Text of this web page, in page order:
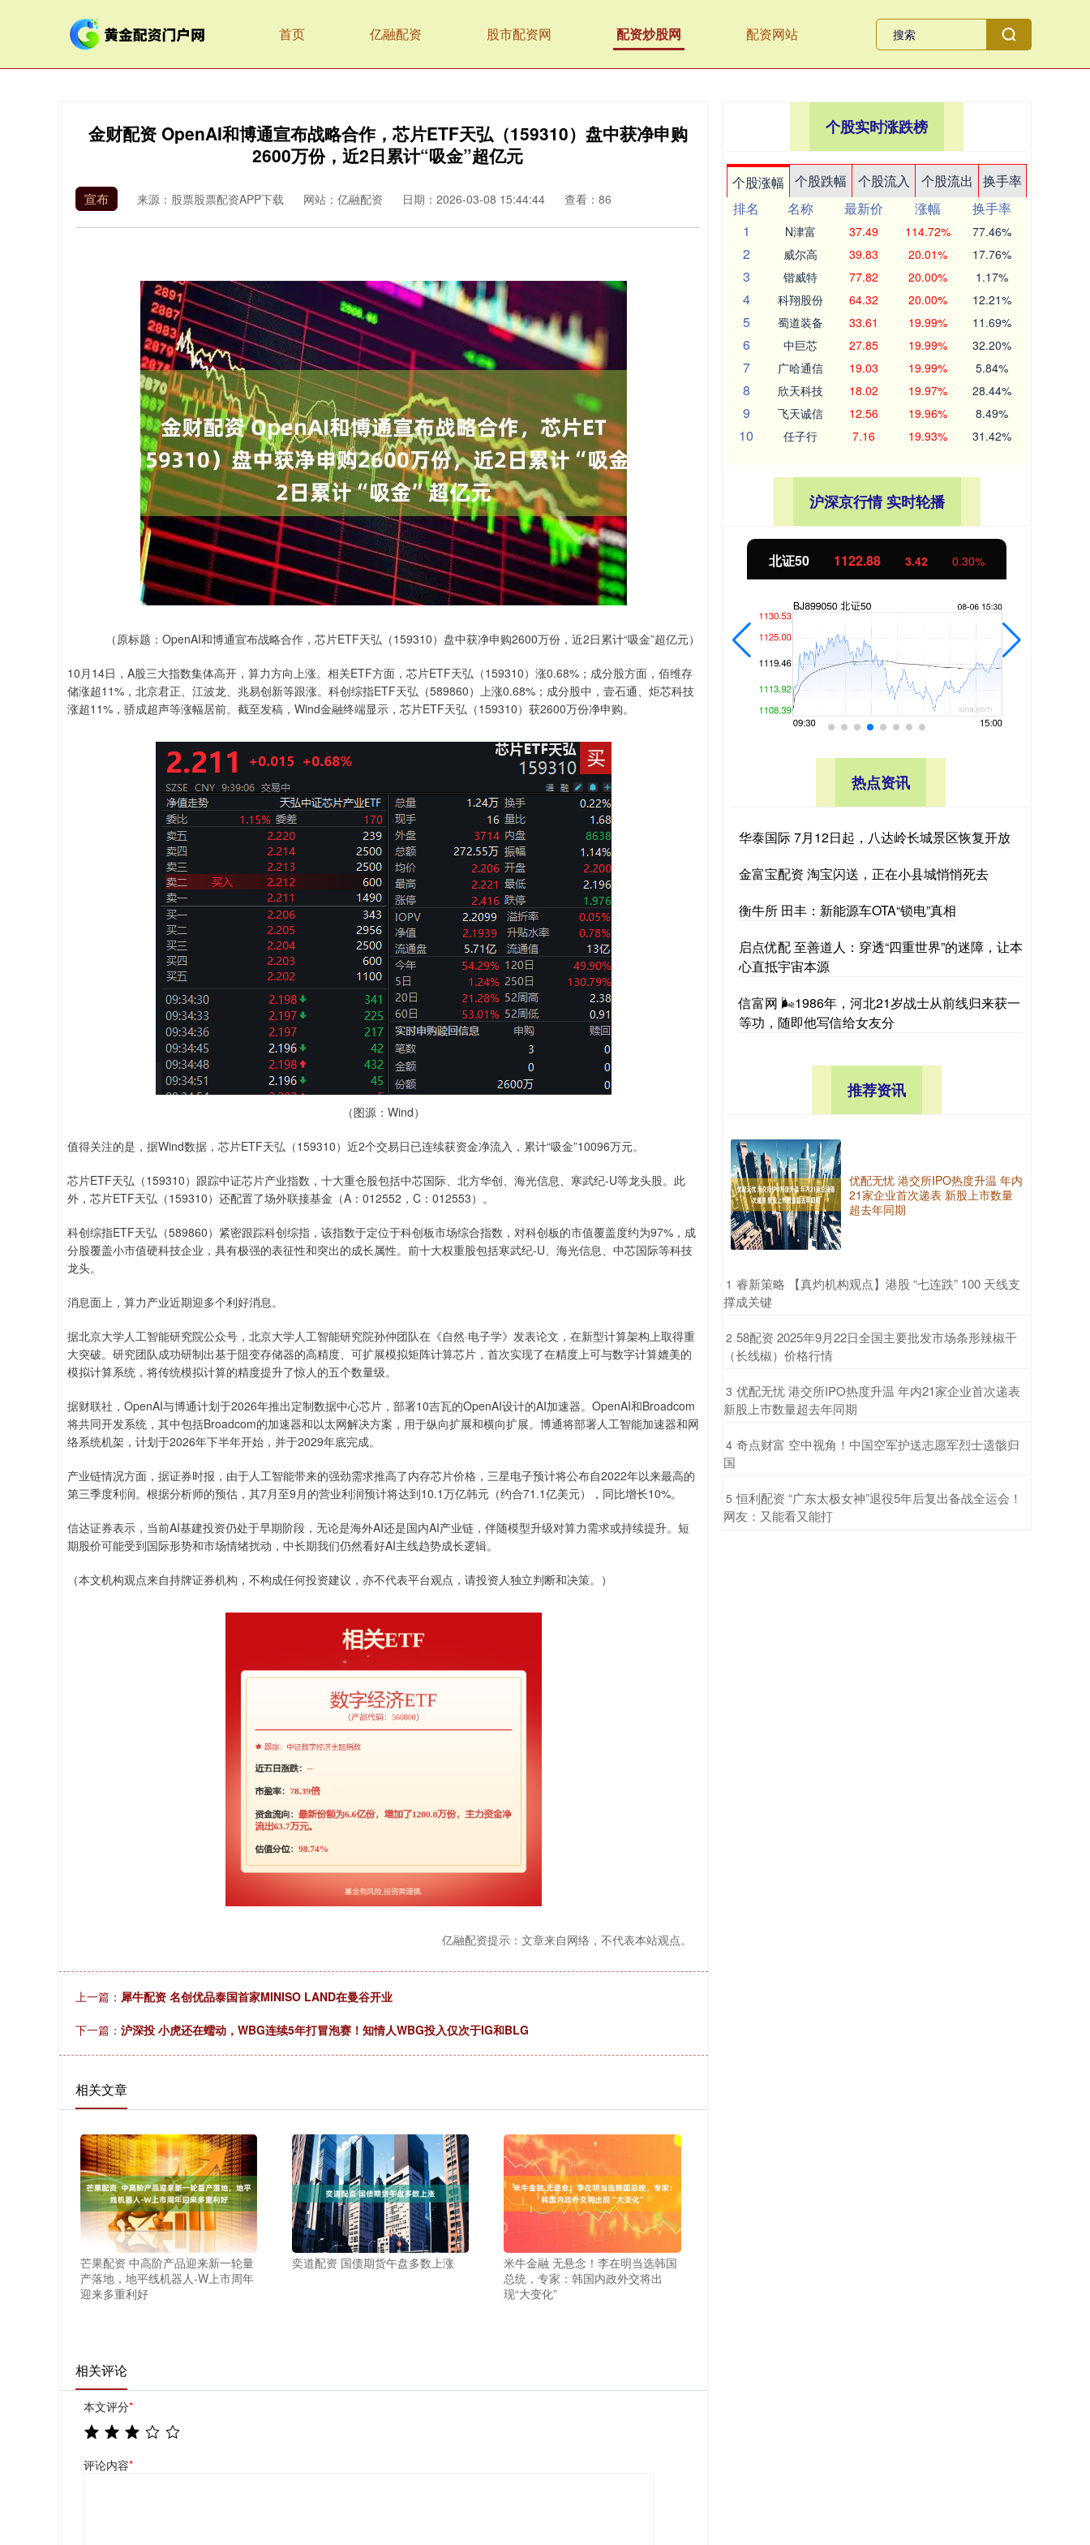
首页 亿融配资 股市配资网 配资炒股网 配资网站
金财配资 OpenAI和博通宣布战略合作，芯片ETF天弘（159310）盘中获净申购
2600万份，近2日累计“吸金”超亿元
宣布 来源：股票股票配资APP下载 网站：亿融配资 日期：2026-03-08 15:44:44 查看：86
（原标题：OpenAI和博通宣布战略合作，芯片ETF天弘（159310）盘中获净申购2600万份，近2日累计“吸金”超亿元）
10月14日，A股三大指数集体高开，算力方向上涨。相关ETF方面，芯片ETF天弘（159310）涨0.68%；成分股方面，佰维存
储涨超11%，北京君正、江波龙、兆易创新等跟涨。科创综指ETF天弘（589860）上涨0.68%；成分股中，壹石通、炬芯科技
涨超11%，骄成超声等涨幅居前。截至发稿，Wind金融终端显示，芯片ETF天弘（159310）获2600万份净申购。
（图源：Wind）
值得关注的是，据Wind数据，芯片ETF天弘（159310）近2个交易日已连续获资金净流入，累计“吸金”10096万元。
芯片ETF天弘（159310）跟踪中证芯片产业指数，十大重仓股包括中芯国际、北方华创、海光信息、寒武纪-U等龙头股。此
外，芯片ETF天弘（159310）还配置了场外联接基金（A：012552，C：012553）。
科创综指ETF天弘（589860）紧密跟踪科创综指，该指数于定位于科创板市场综合指数，对科创板的市值覆盖度约为97%，成
分股覆盖小市值硬科技企业，具有极强的表征性和突出的成长属性。前十大权重股包括寒武纪-U、海光信息、中芯国际等科技
龙头。
消息面上，算力产业近期迎多个利好消息。
据北京大学人工智能研究院公众号，北京大学人工智能研究院孙仲团队在《自然·电子学》发表论文，在新型计算架构上取得重
大突破。研究团队成功研制出基于阻变存储器的高精度、可扩展模拟矩阵计算芯片，首次实现了在精度上可与数字计算媲美的
模拟计算系统，将传统模拟计算的精度提升了惊人的五个数量级。
据财联社，OpenAI与博通计划于2026年推出定制数据中心芯片，部署10吉瓦的OpenAI设计的AI加速器。OpenAI和Broadcom
将共同开发系统，其中包括Broadcom的加速器和以太网解决方案，用于纵向扩展和横向扩展。博通将部署人工智能加速器和网
络系统机架，计划于2026年下半年开始，并于2029年底完成。
产业链情况方面，据证券时报，由于人工智能带来的强劲需求推高了内存芯片价格，三星电子预计将公布自2022年以来最高的
第三季度利润。根据分析师的预估，其7月至9月的营业利润预计将达到10.1万亿韩元（约合71.1亿美元），同比增长10%。
信达证券表示，当前AI基建投资仍处于早期阶段，无论是海外AI还是国内AI产业链，伴随模型升级对算力需求或持续提升。短
期股价可能受到国际形势和市场情绪扰动，中长期我们仍然看好AI主线趋势成长逻辑。
（本文机构观点来自持牌证券机构，不构成任何投资建议，亦不代表平台观点，请投资人独立判断和决策。）
亿融配资提示：文章来自网络，不代表本站观点。
上一篇： 犀牛配资 名创优品泰国首家MINISO LAND在曼谷开业
下一篇： 沪深投 小虎还在蠕动，WBG连续5年打冒泡赛！知情人WBG投入仅次于IG和BLG
相关文章
芒果配资 中高阶产品迎来新一轮量
产落地，地平线机器人-W上市周年
迎来多重利好
奕道配资 国债期货午盘多数上涨
米牛金融 无悬念！李在明当选韩国
总统，专家：韩国内政外交将出
现“大变化”
相关评论
本文评分*
评论内容*
个股实时涨跌榜
个股涨幅 个股跌幅 个股流入 个股流出
换手率
排名
名称 最新价 涨幅
换手率
1
N津富 37.49 114.72% 77.46%
2 威尔高 39.83 20.01% 17.76%
3 锴威特 77.82 20.00% 1.17%
4 科翔股份 64.32 20.00% 12.21%
5 蜀道装备 33.61 19.99% 11.69%
6 中巨芯 27.85 19.99% 32.20%
7 广哈通信 19.03 19.99% 5.84%
8 欣天科技 18.02 19.97% 28.44%
9 飞天诚信 12.56 19.96% 8.49%
10 任子行 7.16 19.93% 31.42%
沪深京行情 实时轮播
深证成指 14110.12 -34.08 -0.24% 沪深300 4651.31 -6.85 北证50 1122.88 3.42 0.30%
热点资讯
华泰国际 7月12日起，八达岭长城景区恢复开放
金富宝配资 淘宝闪送，正在小县城悄悄死去
衡牛所 田丰：新能源车OTA“锁电”真相
启点优配 至善道人：穿透“四重世界”的迷障，让本
心直抵宇宙本源
信富网 🌬1986年，河北21岁战士从前线归来获一
等功，随即他写信给女友分
推荐资讯
优配无忧 港交所IPO热度升温 年内
21家企业首次递表 新股上市数量
超去年同期
1 ​睿新策略 【真灼机构观点】港股 “七连跌” 100 天线支
撑成关键
2 ​58配资 2025年9月22日全国主要批发市场条形辣椒干
（长线椒）价格行情
3 ​优配无忧 港交所IPO热度升温 年内21家企业首次递表
新股上市数量超去年同期
4 ​奇点财富 空中视角！中国空军护送志愿军烈士遗骸归
国
5 ​恒利配资 “广东太极女神”退役5年后复出备战全运会！
网友：又能看又能打